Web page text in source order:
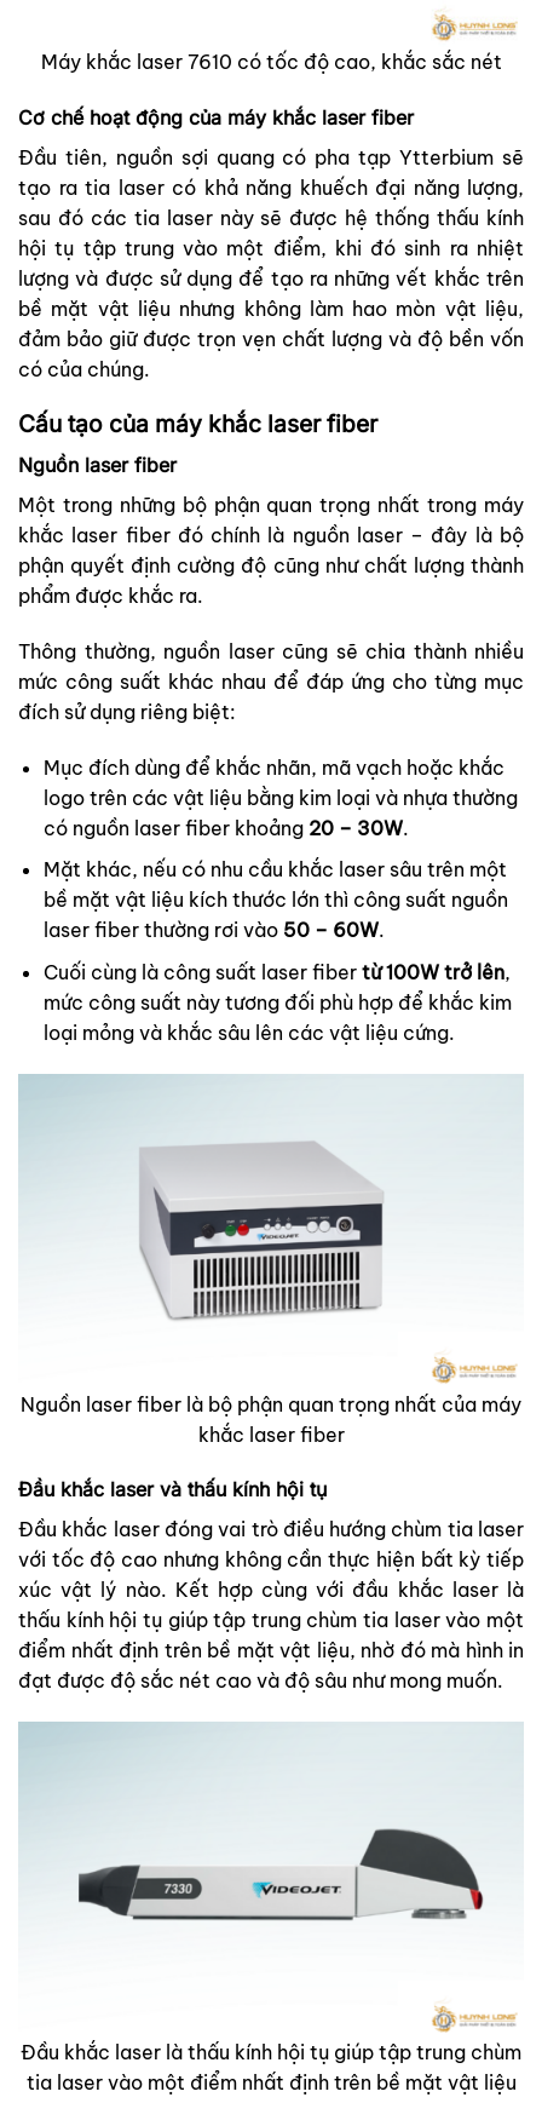
Máy khắc laser 7610 có tốc độ cao, khắc sắc nét
Cơ chế hoạt động của máy khắc laser fiber
Đầu tiên, nguồn sợi quang có pha tạp Ytterbium sẽ
tạo ra tia laser có khả năng khuếch đại năng lượng,
sau đó các tia laser này sẽ được hệ thống thấu kính
hội tụ tập trung vào một điểm, khi đó sinh ra nhiệt
lượng và được sử dụng để tạo ra những vết khắc trên
bề mặt vật liệu nhưng không làm hao mòn vật liệu,
đảm bảo giữ được trọn vẹn chất lượng và độ bền vốn
có của chúng.
Cấu tạo của máy khắc laser fiber
Nguồn laser fiber
Một trong những bộ phận quan trọng nhất trong máy
khắc laser fiber đó chính là nguồn laser – đây là bộ
phận quyết định cường độ cũng như chất lượng thành
phẩm được khắc ra.
Thông thường, nguồn laser cũng sẽ chia thành nhiều
mức công suất khác nhau để đáp ứng cho từng mục
đích sử dụng riêng biệt:
Mục đích dùng để khắc nhãn, mã vạch hoặc khắc
logo trên các vật liệu bằng kim loại và nhựa thường
có nguồn laser fiber khoảng 20 – 30W.
Mặt khác, nếu có nhu cầu khắc laser sâu trên một
bề mặt vật liệu kích thước lớn thì công suất nguồn
laser fiber thường rơi vào50 – 60W.
Cuối cùng là công suất laser fiber từ 100W trở lên,
mức công suất này tương đối phù hợp để khắc kim
loại mỏng và khắc sâu lên các vật liệu cứng.
Nguồn laser fiber là bộ phận quan trọng nhất của máy
khắc laser fiber
Đầu khắc laser và thấu kính hội tụ
Đầu khắc laser đóng vai trò điều hướng chùm tia laser
với tốc độ cao nhưng không cần thực hiện bất kỳ tiếp
xúc vật lý nào. Kết hợp cùng với đầu khắc laser là
thấu kính hội tụ giúp tập trung chùm tia laser vào một
điểm nhất định trên bề mặt vật liệu, nhờ đó mà hình in
đạt được độ sắc nét cao và độ sâu như mong muốn.
Đầu khắc laser là thấu kính hội tụ giúp tập trung chùm
tia laser vào một điểm nhất định trên bề mặt vật liệu